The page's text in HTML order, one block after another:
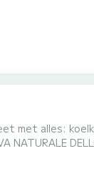
met alles: